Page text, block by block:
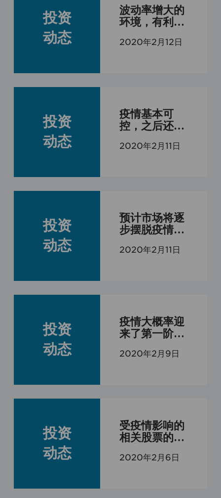
投资
动态
波动率增大的
环境，有利于
易市场无效的
2020年2月12日
投资
动态
疫情基本可
控，之后还是
及个股业绩和
2020年2月11日
投资
动态
预计市场将逐
步摆脱疫情的
常的市场逻辑
2020年2月11日
投资
动态
疫情大概率迎
来了第一阶段
2020年2月9日
投资
动态
受疫情影响的
相关股票的反
2020年2月6日